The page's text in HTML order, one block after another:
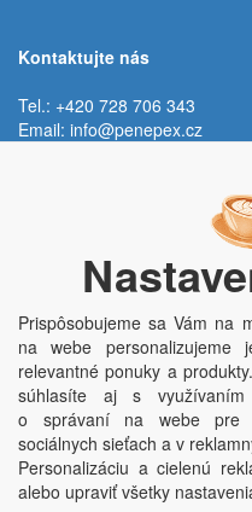
Kontaktujte nás
Tel.: +420 728 706 343
Email: info@penepex.cz
Trávník 2076, 686 03 Staré
Copyright © Penepex
Penepex s.r.o., Za Špicí 1798,
CZ03220923; zápis do
Brně
Prispôsobujeme sa Vám na
na webe personalizujeme
relevantné ponuky a
súhlasíte aj s
o správaní na webe pre
sociálnych sieťach a v
Personalizáciu a cielenú
alebo upraviť všetky